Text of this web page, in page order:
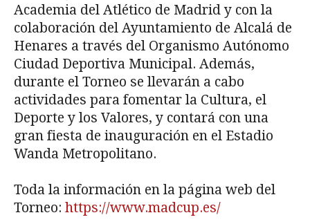
Academia del Atlético de Madrid y con la
colaboración del Ayuntamiento de Alcalá de
Henares a través del Organismo Autónomo
Ciudad Deportiva Municipal. Además,
durante el Torneo se llevarán a cabo
actividades para fomentar la Cultura, el
Deporte y los Valores, y contará con una
gran fiesta de inauguración en el Estadio
Wanda Metropolitano.
Toda la información en la página web del
Torneo: https://www.madcup.es/